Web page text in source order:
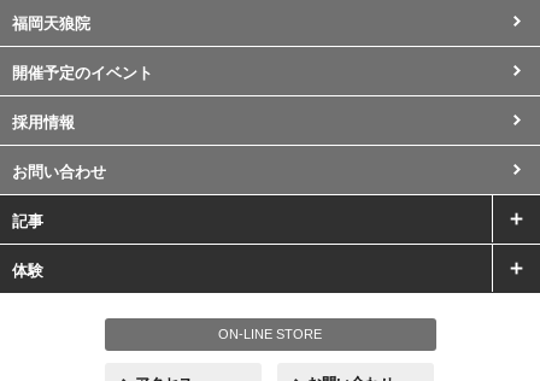
福岡天狼院
開催予定のイベント
採用情報
お問い合わせ
記事
体験
ON-LINE STORE